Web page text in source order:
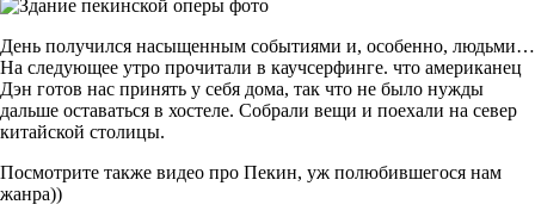
День получился насыщенным событиями и, особенно, людьми…
На следующее утро прочитали в каучсерфинге. что американец
Дэн готов нас принять у себя дома, так что не было нужды
дальше оставаться в хостеле. Собрали вещи и поехали на север
китайской столицы.
Посмотрите также видео про Пекин, уж полюбившегося нам
жанра))